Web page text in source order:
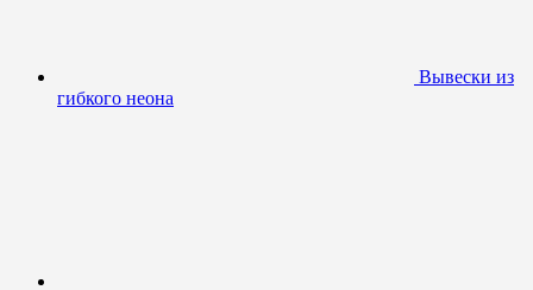
Вывески из
гибкого неона